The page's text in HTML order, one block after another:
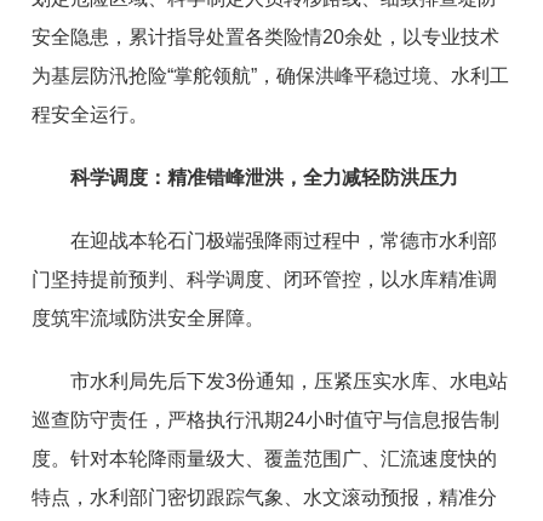
安全隐患，累计指导处置各类险情20余处，以专业技术
为基层防汛抢险“掌舵领航”，确保洪峰平稳过境、水利工
程安全运行。
科学调度：精准错峰泄洪，全力减轻防洪压力
在迎战本轮石门极端强降雨过程中，常德市水利部
门坚持提前预判、科学调度、闭环管控，以水库精准调
度筑牢流域防洪安全屏障。
市水利局先后下发3份通知，压紧压实水库、水电站
巡查防守责任，严格执行汛期24小时值守与信息报告制
度。针对本轮降雨量级大、覆盖范围广、汇流速度快的
特点，水利部门密切跟踪气象、水文滚动预报，精准分